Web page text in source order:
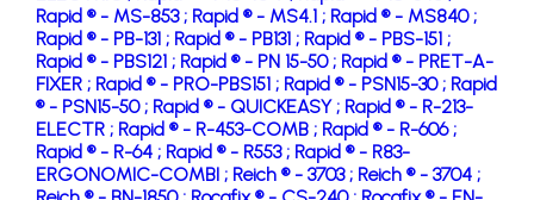
Rapid ® - MS-853 ; Rapid ® - MS4.1 ; Rapid ® - MS840 ;
Rapid ® - PB-131 ; Rapid ® - PB131 ; Rapid ® - PBS-151 ;
Rapid ® - PBS121 ; Rapid ® - PN 15-50 ; Rapid ® - PRET-A-
FIXER ; Rapid ® - PRO-PBS151 ; Rapid ® - PSN15-30 ; Rapid
® - PSN15-50 ; Rapid ® - QUICKEASY ; Rapid ® - R-213-
ELECTR ; Rapid ® - R-453-COMB ; Rapid ® - R-606 ;
Rapid ® - R-64 ; Rapid ® - R553 ; Rapid ® - R83-
ERGONOMIC-COMBI ; Reich ® - 3703 ; Reich ® - 3704 ;